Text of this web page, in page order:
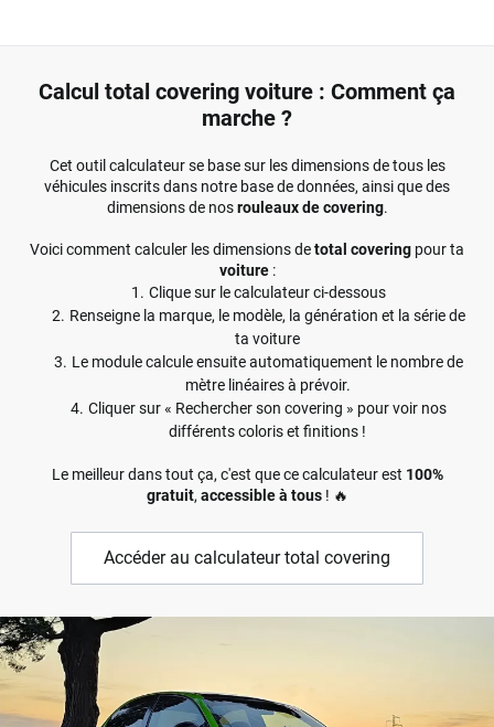
Calcul total covering voiture : Comment ça
marche ?
Cet outil calculateur se base sur les dimensions de tous les
véhicules inscrits dans notre base de données, ainsi que des
dimensions de nosrouleaux de covering.
Voici comment calculer les dimensions detotal covering pour ta
voiture:
Clique sur le calculateur ci-dessous
Renseigne la marque, le modèle, la génération et la série de
ta voiture
Le module calcule ensuite automatiquement le nombre de
mètre linéaires à prévoir.
Cliquer sur « Rechercher son covering » pour voir nos
différents coloris et finitions !
Le meilleur dans tout ça, c'est que ce calculateur est 100%
gratuit, accessible à tous! 🔥
Accéder au calculateur total covering